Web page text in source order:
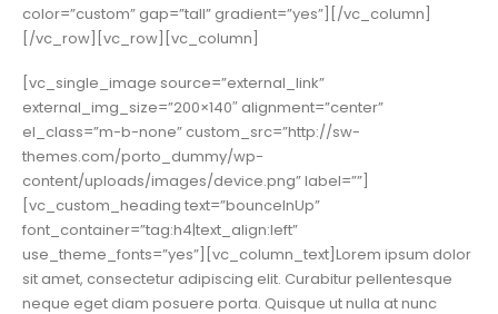
color=”custom” gap=”tall” gradient=”yes”][/vc_column]
[/vc_row][vc_row][vc_column]
[vc_single_image source=”external_link”
external_img_size=”200×140″ alignment=”center”
el_class=”m-b-none” custom_src=”http://sw-
themes.com/porto_dummy/wp-
content/uploads/images/device.png” label=””]
[vc_custom_heading text=”bounceInUp”
font_container=”tag:h4|text_align:left”
use_theme_fonts=”yes”][vc_column_text]Lorem ipsum dolor
sit amet, consectetur adipiscing elit. Curabitur pellentesque
neque eget diam posuere porta. Quisque ut nulla at nunc